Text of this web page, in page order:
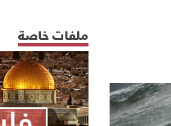
ملفات خاصة